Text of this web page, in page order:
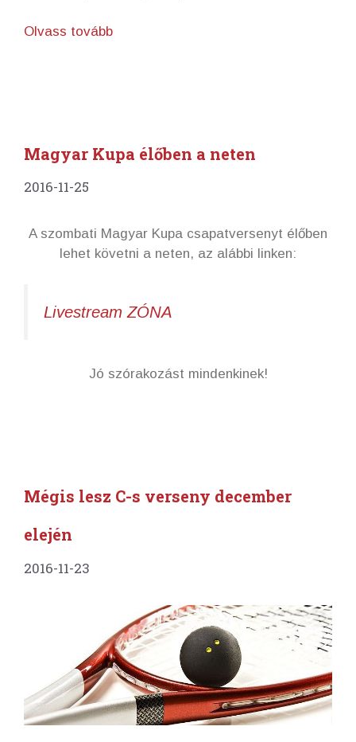
Olvass tovább
Magyar Kupa élőben a neten
2016-11-25
A szombati Magyar Kupa csapatversenyt élőben
lehet követni a neten, az alábbi linken:
Livestream ZÓNA
Jó szórakozást mindenkinek!
Mégis lesz C-s verseny december
elején
2016-11-23